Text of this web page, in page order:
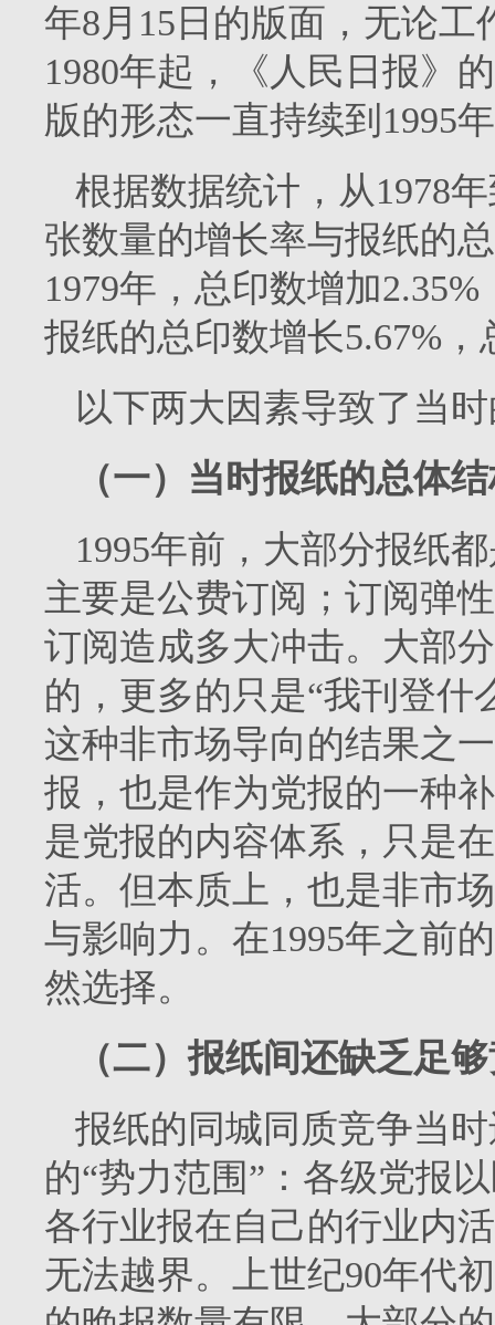
年8月 15 日的版面，无论
1980年起，《人民日报》
版的形态一直持续到 1995
根据数据统计，从1978
张数量的增长率与报纸的
1979年，总印数增加2.35%
报纸的总印数增长5.67%
以下两大因素导致了当
（一）当时报纸的总体
1995年前，大部分报纸
主要是公费订阅；订阅弹
订阅造成多大冲击。大部
的，更多的只是“我刊登什
这种非市场导向的结果之
报，也是作为党报的一种
是党报的内容体系，只是
活。但本质上，也是非市
与影响力。在1995年之前
然选择。
（二）报纸间还缺乏足
报纸的同城同质竞争当
的“势力范围”：各级党报
各行业报在自己的行业内
无法越界。上世纪90年代